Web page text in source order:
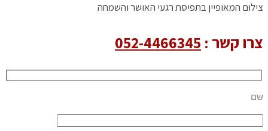
צילום המאופיין בתפיסת רגעי האושר והשמחה
צרו קשר : 052-4466345
שם